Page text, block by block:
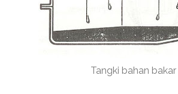
Tangki bahan bakar